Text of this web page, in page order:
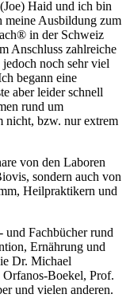
Haid und ich bin
meine Ausbildung zum
in der Schweiz
Anschluss zahlreiche
noch sehr viel
begann eine
aber leider schnell
rund um
bzw. nur extrem
von den Laboren
sondern auch von
Heilpraktikern und
und Fachbücher rund
Ernährung und
Dr. Michael
Boekel, Prof.
und vielen anderen.